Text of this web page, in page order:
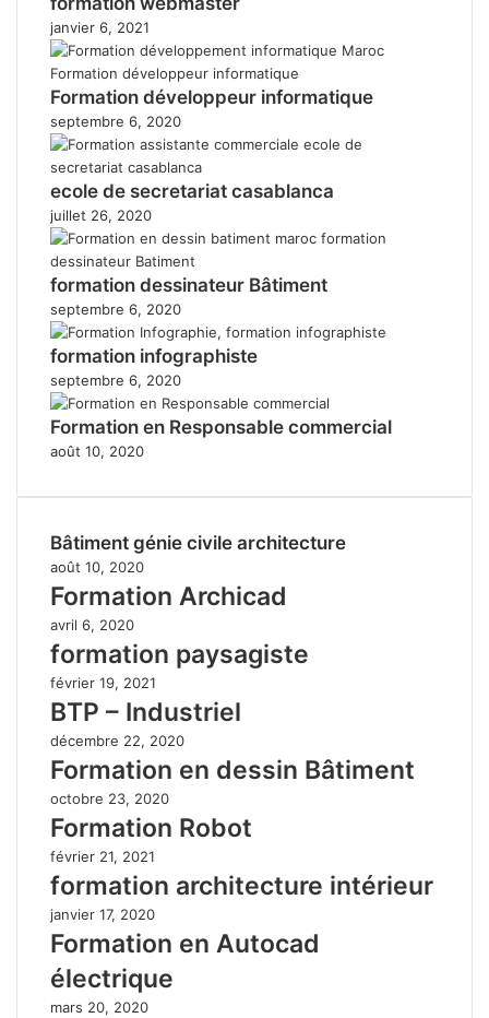
janvier 6, 2021
Formation développeur informatique
septembre 6, 2020
ecole de secretariat casablanca
juillet 26, 2020
formation dessinateur Bâtiment
septembre 6, 2020
formation infographiste
septembre 6, 2020
Formation en Responsable commercial
août 10, 2020
Bâtiment génie civile architecture
août 10, 2020
Formation Archicad
avril 6, 2020
formation paysagiste
février 19, 2021
BTP – Industriel
décembre 22, 2020
Formation en dessin Bâtiment
octobre 23, 2020
Formation Robot
février 21, 2021
formation architecture intérieur
janvier 17, 2020
Formation en Autocad
électrique
mars 20, 2020